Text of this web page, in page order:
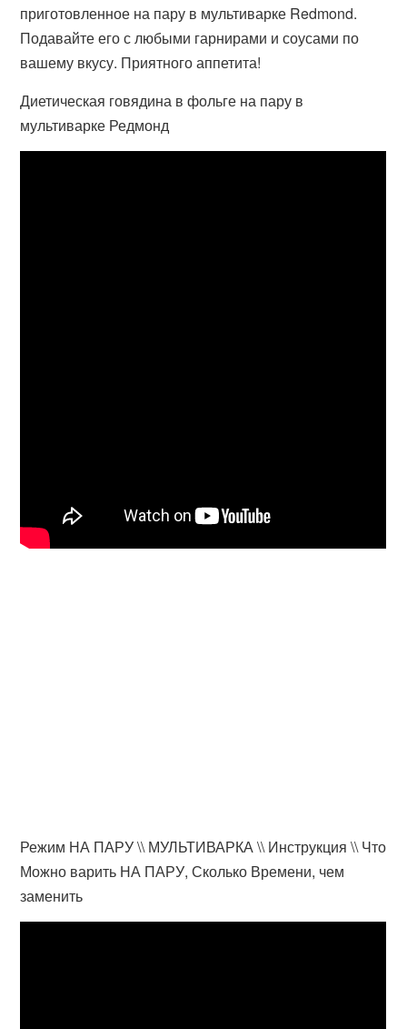
приготовленное на пару в мультиварке Redmond.
Подавайте его с любыми гарнирами и соусами по
вашему вкусу. Приятного аппетита!
Диетическая говядина в фольге на пару в
мультиварке Редмонд
Режим НА ПАРУ \\ МУЛЬТИВАРКА \\ Инструкция \\ Что
Можно варить НА ПАРУ, Сколько Времени, чем
заменить